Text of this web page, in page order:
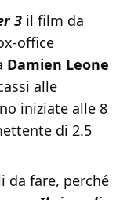
3 il film da
office
Damien Leone
alle
iniziate alle 8
di 2.5
fare, perché